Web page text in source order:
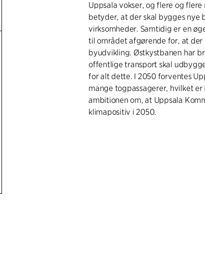
Uppsala vokser, og flere og
betyder, at der skal bygges
virksomheder. Samtidig er en
til området afgørende for, at der
byudvikling. Østkystbanen har
offentlige transport skal
for alt dette. I 2050 forventes
mange togpassagerer, hvilket er
ambitionen om, at Uppsala
klimapositiv i 2050.
Udviklingsplanen foreslår en